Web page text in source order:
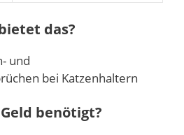
das?
und
bei Katzenhaltern
benötigt?